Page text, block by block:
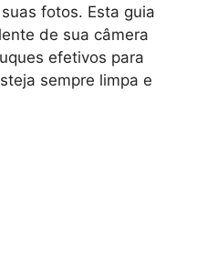
fotos. Esta guia
de sua câmera
efetivos para
sempre limpa e